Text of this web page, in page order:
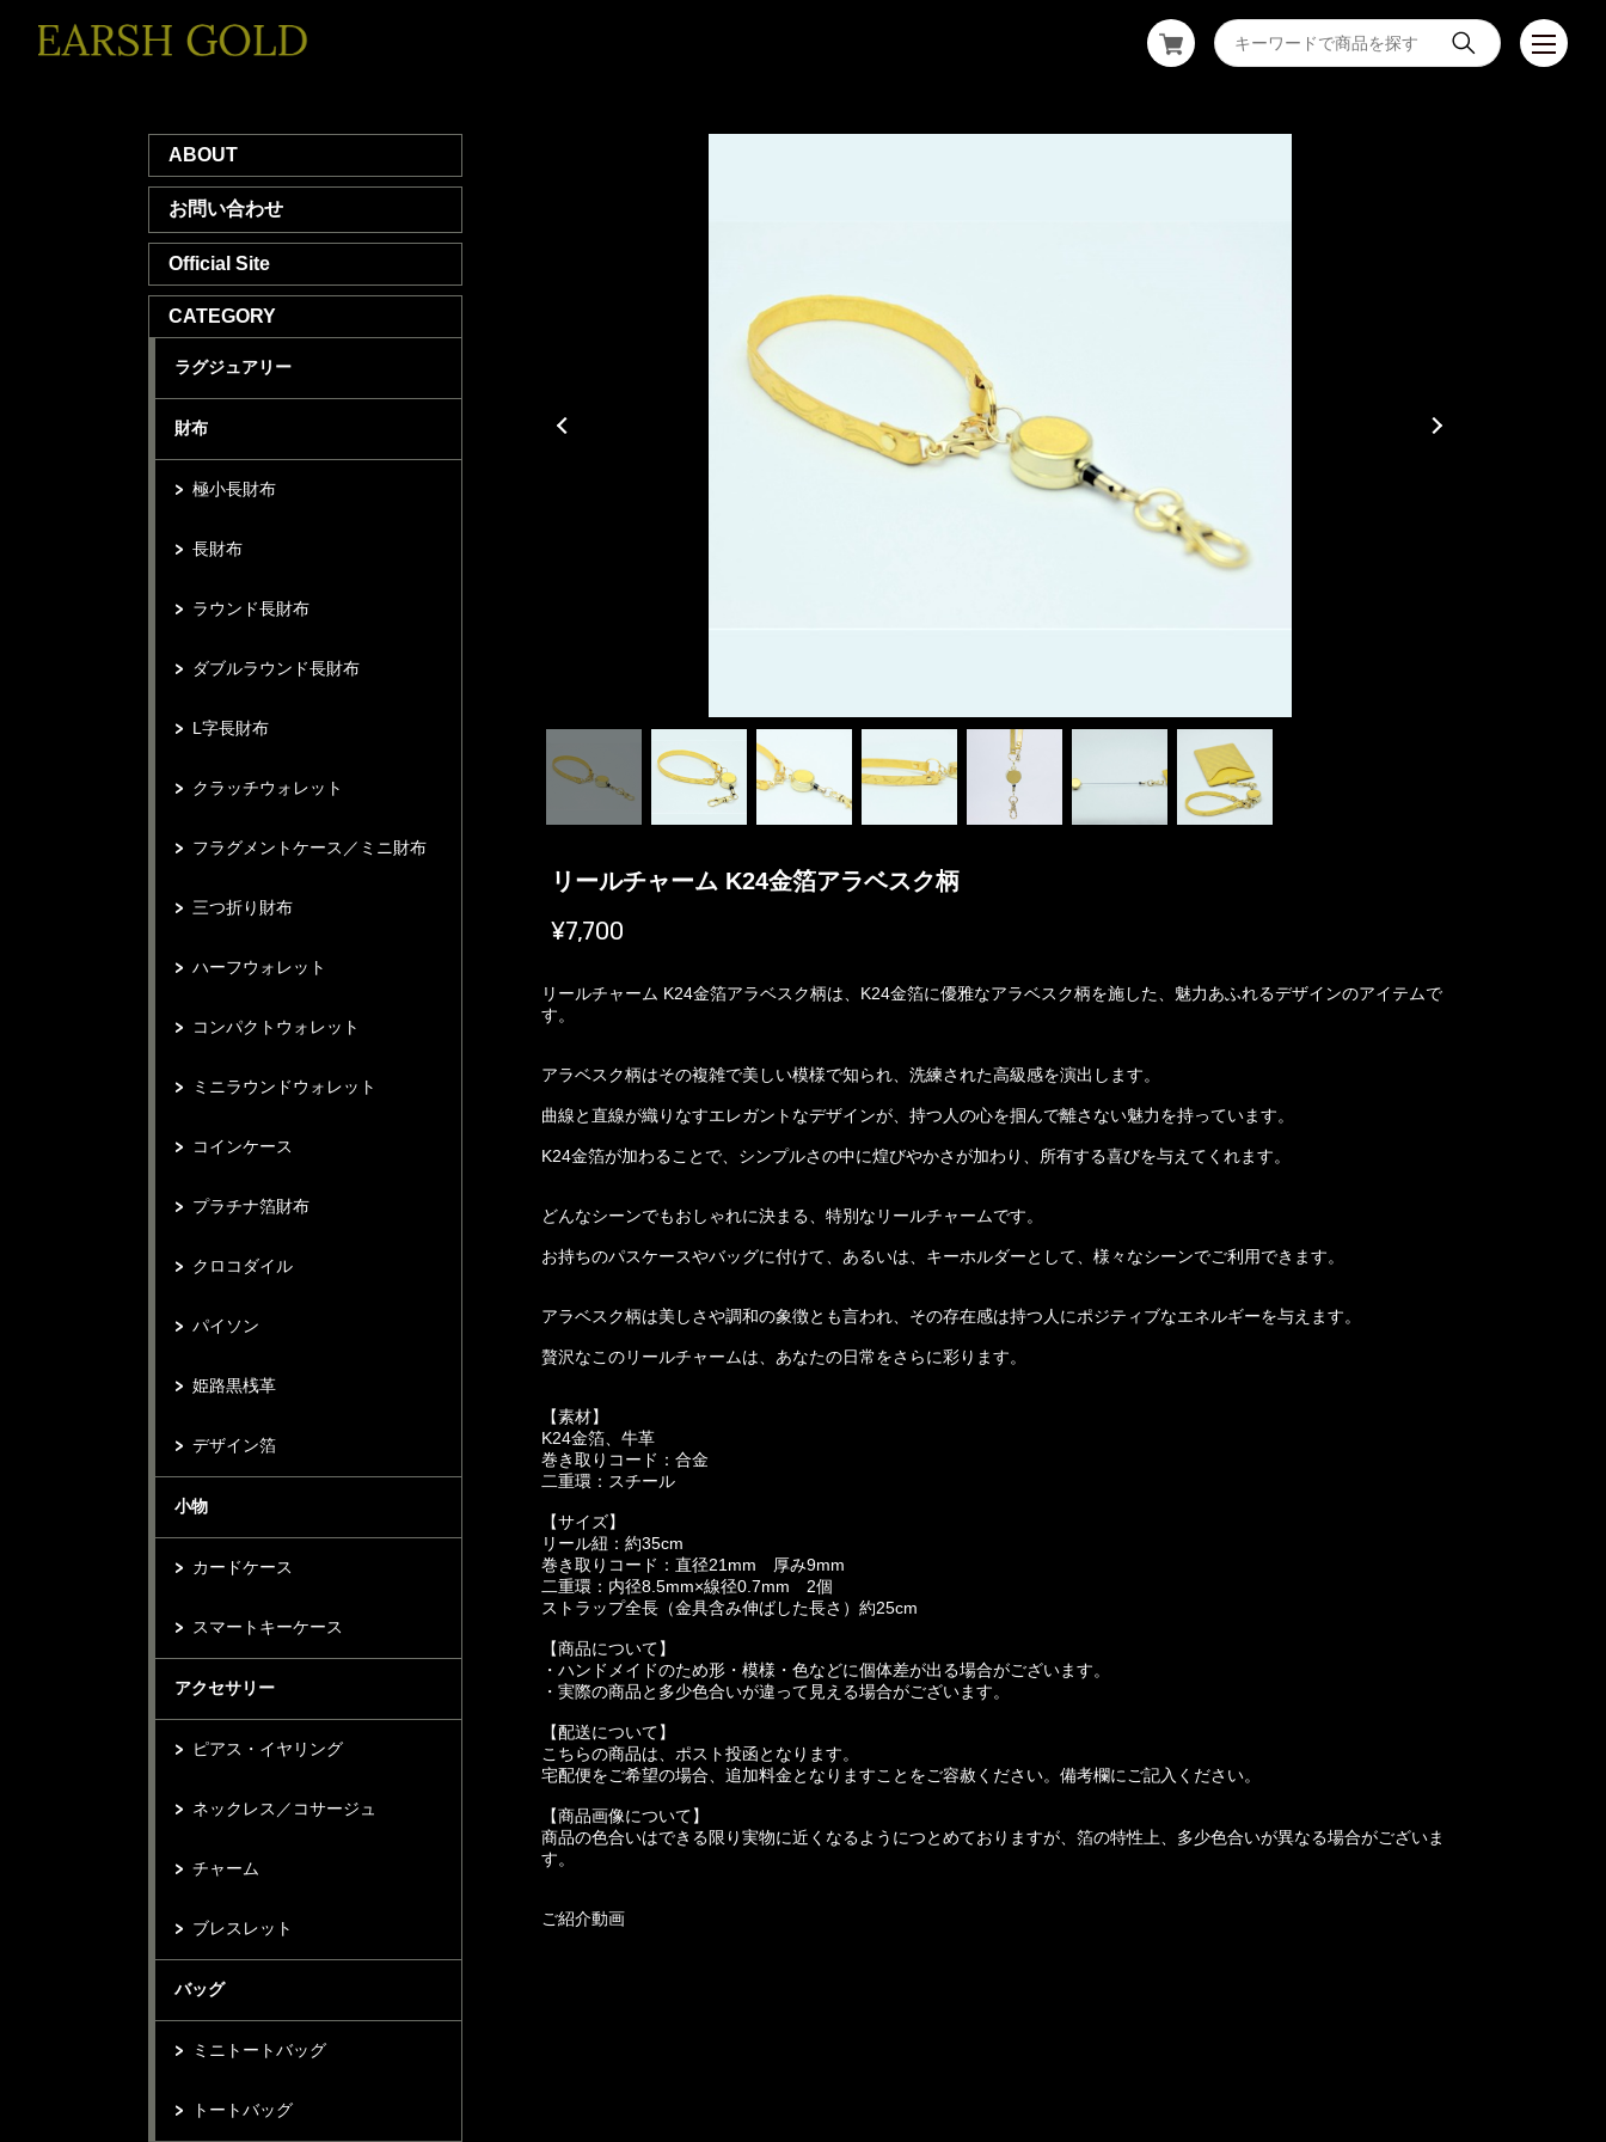
ABOUT
お問い合わせ
Official Site
CATEGORY
ラグジュアリー
財布
極小長財布
長財布
ラウンド長財布
ダブルラウンド長財布
L字長財布
クラッチウォレット
フラグメントケース／ミニ財布
三つ折り財布
ハーフウォレット
コンパクトウォレット
ミニラウンドウォレット
コインケース
プラチナ箔財布
クロコダイル
パイソン
姫路黒桟革
デザイン箔
小物
カードケース
スマートキーケース
アクセサリー
ピアス・イヤリング
ネックレス／コサージュ
チャーム
ブレスレット
バッグ
ミニトートバッグ
トートバッグ
リールチャーム K24金箔アラベスク柄
¥7,700
リールチャーム K24金箔アラベスク柄は、K24金箔に優雅なアラベスク柄を施した、魅力あふれるデザインのアイテムで
す。
アラベスク柄はその複雑で美しい模様で知られ、洗練された高級感を演出します。
曲線と直線が織りなすエレガントなデザインが、持つ人の心を掴んで離さない魅力を持っています。
K24金箔が加わることで、シンプルさの中に煌びやかさが加わり、所有する喜びを与えてくれます。
どんなシーンでもおしゃれに決まる、特別なリールチャームです。
お持ちのパスケースやバッグに付けて、あるいは、キーホルダーとして、様々なシーンでご利用できます。
アラベスク柄は美しさや調和の象徴とも言われ、その存在感は持つ人にポジティブなエネルギーを与えます。
贅沢なこのリールチャームは、あなたの日常をさらに彩ります。
【素材】
K24金箔、牛革
巻き取りコード：合金
二重環：スチール
【サイズ】
リール紐：約35cm
巻き取りコード：直径21mm 厚み9mm
二重環：内径8.5mm×線径0.7mm 2個
ストラップ全長（金具含み伸ばした長さ）約25cm
【商品について】
・ハンドメイドのため形・模様・色などに個体差が出る場合がございます。
・実際の商品と多少色合いが違って見える場合がございます。
【配送について】
こちらの商品は、ポスト投函となります。
宅配便をご希望の場合、追加料金となりますことをご容赦ください。備考欄にご記入ください。
【商品画像について】
商品の色合いはできる限り実物に近くなるようにつとめておりますが、箔の特性上、多少色合いが異なる場合がございま
す。
ご紹介動画